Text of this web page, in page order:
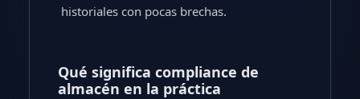
historiales con pocas brechas.
Qué significa compliance de
almacén en la práctica